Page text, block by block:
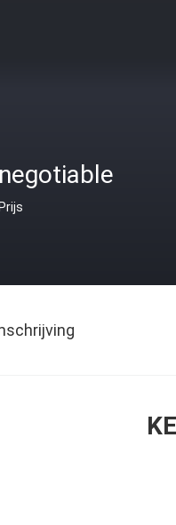
negotiable
Prijs